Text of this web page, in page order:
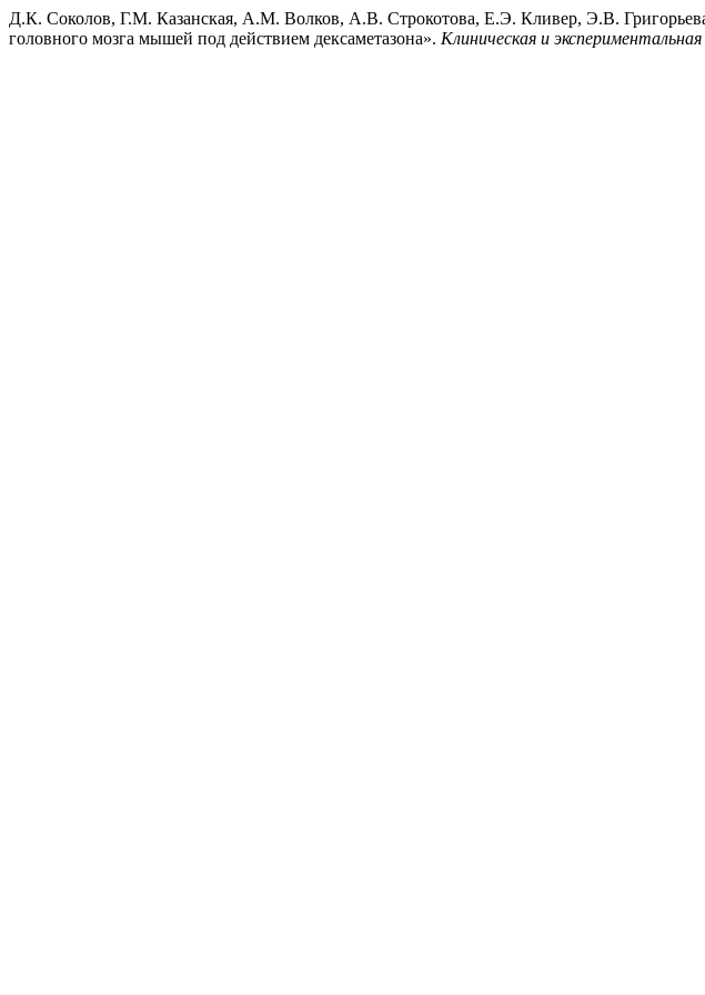
Д.К. Соколов, Г.М. Казанская, А.М. Волков, А.В. Строкотова, Е.Э. Кливер, Э.В.
головного мозга мышей под действием дексаметазона». Клиническая и